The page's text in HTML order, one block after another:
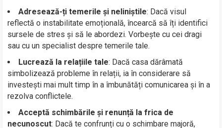
Adresează-ți temerile și neliniștile: Dacă visul
reflectă o instabilitate emoțională, încearcă să îți identifici
sursele de stres și să le abordezi. Vorbește cu cei dragi
sau cu un specialist despre temerile tale.
Lucrează la relațiile tale: Dacă casa dărâmată
simbolizează probleme în relații, ia în considerare să
investești mai mult timp în a îmbunătăți comunicarea și în a
rezolva conflictele.
Acceptă schimbările și renunță la frica de
necunoscut: Dacă te confrunți cu o schimbare majoră,